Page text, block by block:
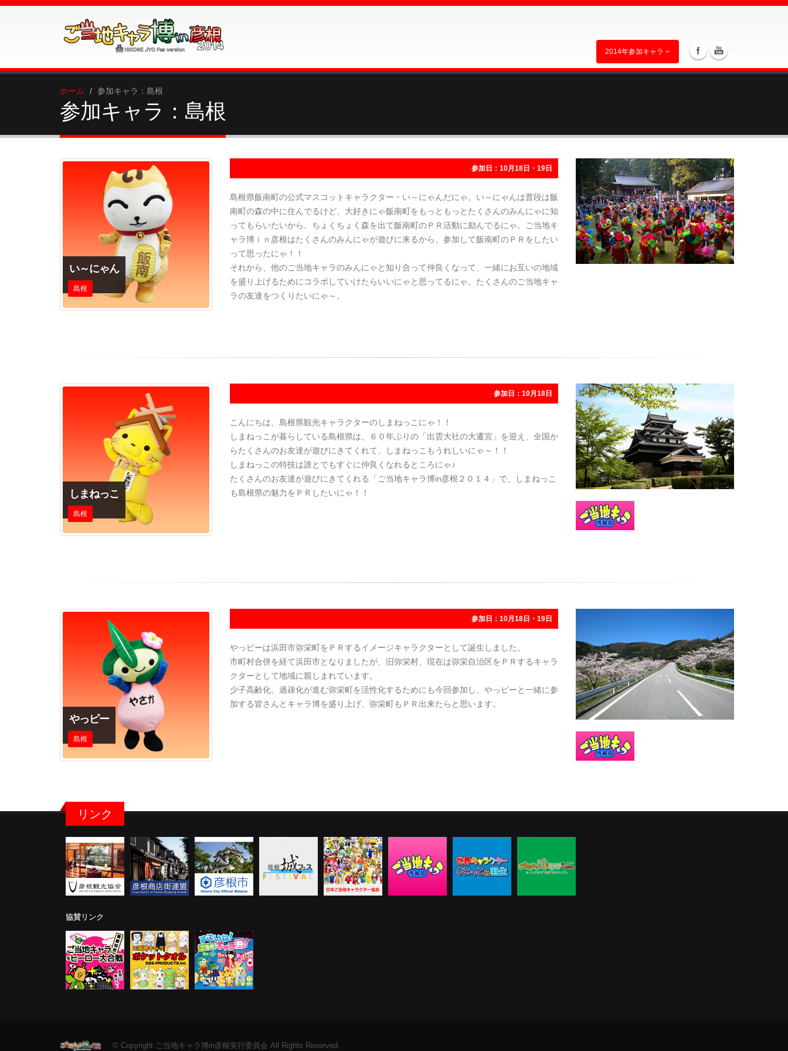
2014年参加キャラ
ホーム 参加キャラ：島根
参加キャラ：島根
い～にゃん
島根
参加日：10月18日・19日
島根県飯南町の公式マスコットキャラクター・い～にゃんだにゃ。い～にゃんは普段は飯
南町の森の中に住んでるけど、大好きにゃ飯南町をもっともっとたくさんのみんにゃに知
ってもらいたいから、ちょくちょく森を出て飯南町のＰＲ活動に励んでるにゃ。ご当地キ
ャラ博ｉｎ彦根はたくさんのみんにゃが遊びに来るから、参加して飯南町のＰＲをしたい
って思ったにゃ！！
それから、他のご当地キャラのみんにゃと知り合って仲良くなって、一緒にお互いの地域
を盛り上げるためにコラボしていけたらいいにゃと思ってるにゃ。たくさんのご当地キャ
ラの友達をつくりたいにゃ～。
しまねっこ
島根
参加日：10月18日
こんにちは、島根県観光キャラクターのしまねっこにゃ！！
しまねっこが暮らしている島根県は、６０年ぶりの「出雲大社の大遷宮」を迎え、全国か
らたくさんのお友達が遊びにきてくれて、しまねっこもうれしいにゃ～！！
しまねっこの特技は誰とでもすぐに仲良くなれるところにゃ♪
たくさんのお友達が遊びにきてくれる「ご当地キャラ博in彦根２０１４」で、しまねっこ
も島根県の魅力をＰＲしたいにゃ！！
やっピー
島根
参加日：10月18日・19日
やっピーは浜田市弥栄町をＰＲするイメージキャラクターとして誕生しました。
市町村合併を経て浜田市となりましたが、旧弥栄村、現在は弥栄自治区をＰＲするキャラ
クターとして地域に親しまれています。
少子高齢化、過疎化が進む弥栄町を活性化するためにも今回参加し、やっピーと一緒に参
加する皆さんとキャラ博を盛り上げ、弥栄町もＰＲ出来たらと思います。
リンク
協賛リンク
© Copyright ご当地キャラ博in彦根実行委員会 All Rights Reserved.